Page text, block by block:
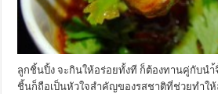
ลูกชิ้นปิ้ง จะกินให้อร่อยทั้งที ก็ต้องทานคู่กับนำ้
ชิ้นก็ถือเป็นหัวใจสำคัญของรสชาติที่ช่วยทำใ